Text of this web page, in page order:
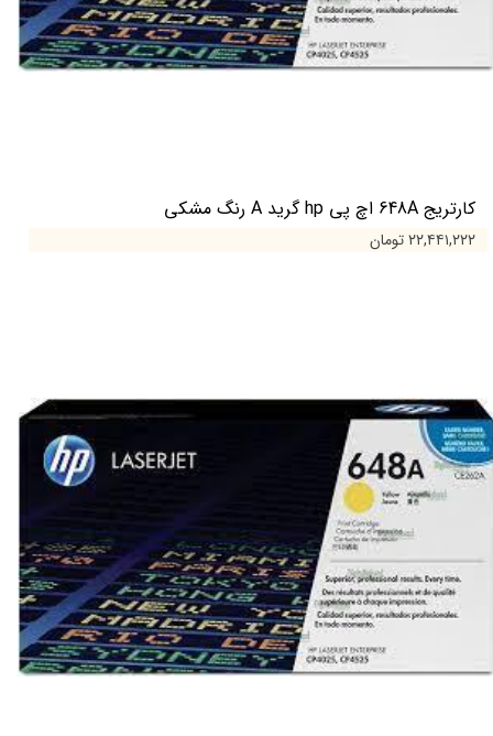
کارتریج 648A اچ پی hp گرید A رنگ مشکی
۲۲,۴۴۱,۲۲۲ تومان